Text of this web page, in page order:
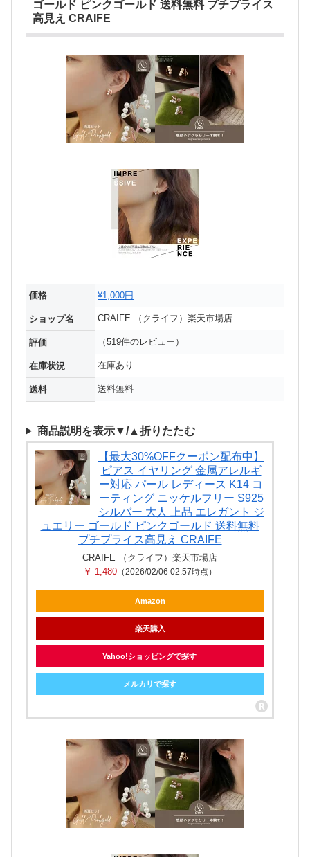
ゴールド ピンクゴールド 送料無料 プチプライス
高見え CRAIFE
価格 ¥1,000円
ショップ名 CRAIFE （クライフ）楽天市場店
評価 （519件のレビュー）
在庫状況 在庫あり
送料 送料無料
商品説明を表示▼/▲折りたたむ
【最大30%OFFクーポン配布中】
ピアス イヤリング 金属アレルギ
ー対応 パール レディース K14 コ
ーティング ニッケルフリー S925
シルバー 大人 上品 エレガント ジ
ュエリー ゴールド ピンクゴールド 送料無料
プチプライス高見え CRAIFE
CRAIFE （クライフ）楽天市場店
￥ 1,480 （2026/02/06 02:57時点）
Amazon
楽天購入
Yahoo!ショッピングで探す
メルカリで探す